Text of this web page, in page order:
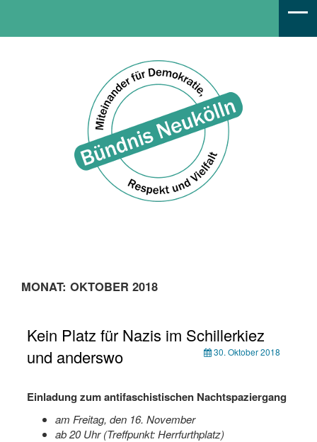
MONAT: OKTOBER 2018
Kein Platz für Nazis im Schillerkiez
und anderswo
30. Oktober 2018
Einladung zum antifaschistischen Nachtspaziergang
am Freitag, den 16. November
ab 20 Uhr (Treffpunkt: Herrfurthplatz)